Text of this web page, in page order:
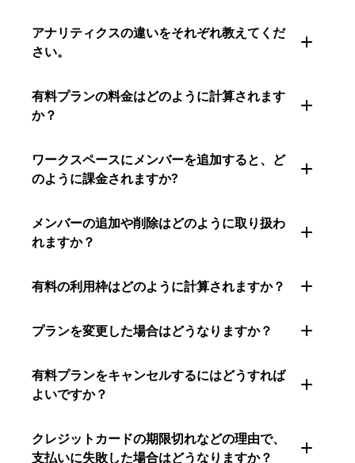
アナリティクスの違いをそれぞれ教えてくだ
さい。
有料プランの料金はどのように計算されます
か？
ワークスペースにメンバーを追加すると、ど
のように課金されますか?
メンバーの追加や削除はどのように取り扱わ
れますか？
有料の利用枠はどのように計算されますか？
プランを変更した場合はどうなりますか？
有料プランをキャンセルするにはどうすれば
よいですか？
クレジットカードの期限切れなどの理由で、
支払いに失敗した場合はどうなりますか？